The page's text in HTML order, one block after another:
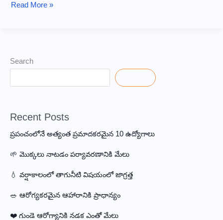
Blood
Can
Save
Lives
Read More »
Search
Recent Posts
ప్రపంచంలోనే అత్యంత ప్రమాదకరమైన 10 ఉద్యోగాలు
🌱 మొక్కలు నాటడం పర్యావరణానికి మేలు
💧 వర్షాకాలంలో తాగునీటి విషయంలో జాగ్రత్త
🥗 ఆరోగ్యకరమైన ఆహారానికి ప్రాధాన్యం
❤️ గుండె ఆరోగ్యానికి నడక ఎంతో మేలు